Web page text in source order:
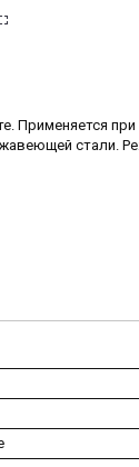
Применяется
стали.